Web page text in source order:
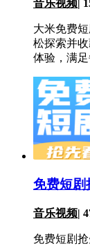
音乐视频|
大米免费
松探索并
体验，满足
免费短剧
音乐视频|
免费短剧